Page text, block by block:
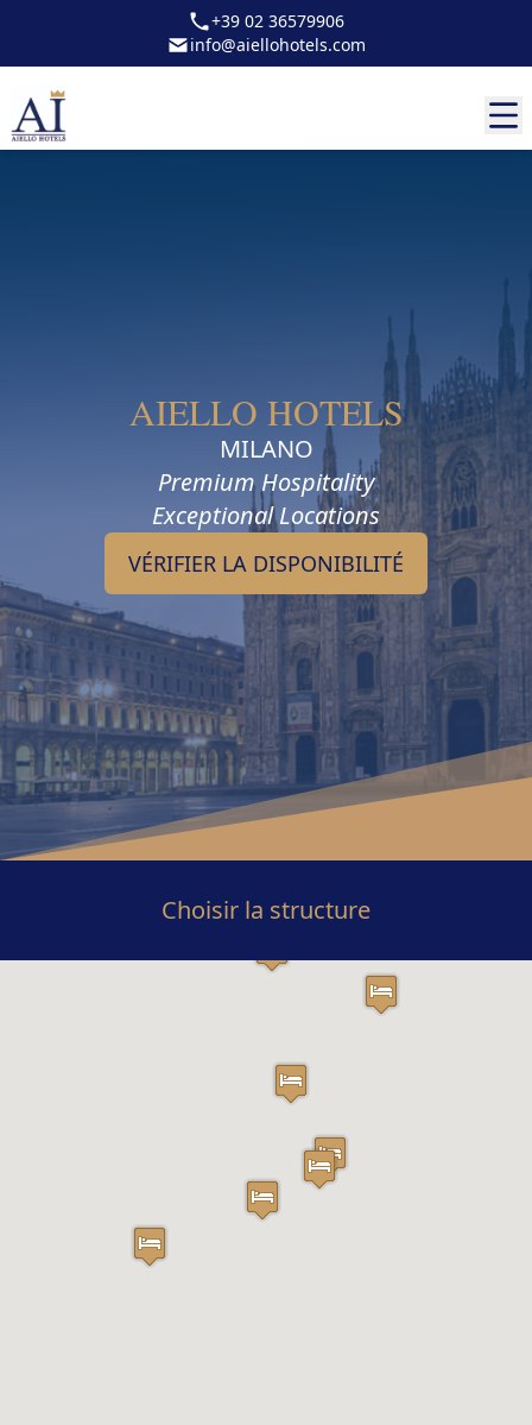
+39 02 36579906
info@aiellohotels.com
AIELLO HOTELS
MILANO
Premium Hospitality
Exceptional Locations
VÉRIFIER LA DISPONIBILITÉ
Choisir la structure